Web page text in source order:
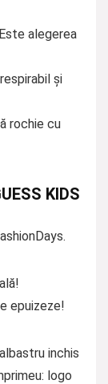
alegerea
și
rochie cu
KIDS
epuizeze!
inchis
logo